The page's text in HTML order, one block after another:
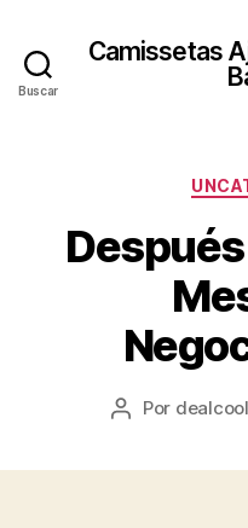
Buscar
Camissetas
Autor
Por